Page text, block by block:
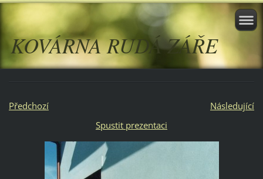
KOVÁRNA RUDÁ ZÁŘE
Předchozí
Následující
Spustit prezentaci